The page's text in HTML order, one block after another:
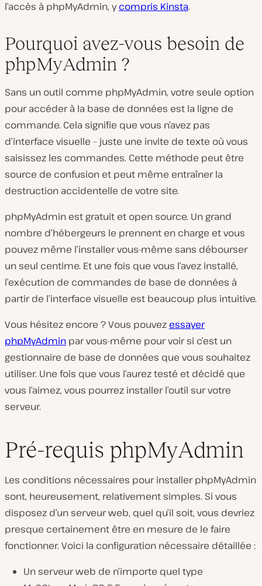
l’accès à phpMyAdmin, ycompris Kinsta.
Pourquoi avez-vous besoin de
phpMyAdmin ?
Sans un outil comme phpMyAdmin, votre seule option
pour accéder à la base de données est la ligne de
commande. Cela signifie que vous n’avez pas
d’interface visuelle – juste une invite de texte où vous
saisissez les commandes. Cette méthode peut être
source de confusion et peut même entraîner la
destruction accidentelle de votre site.
phpMyAdmin est gratuit et open source. Un grand
nombre d’hébergeurs le prennent en charge et vous
pouvez même l’installer vous-même sans débourser
un seul centime. Et une fois que vous l’avez installé,
l’exécution de commandes de base de données à
partir de l’interface visuelle est beaucoup plus intuitive.
Vous hésitez encore ? Vous pouvez essayer
phpMyAdmin par vous-même pour voir si c’est un
gestionnaire de base de données que vous souhaitez
utiliser. Une fois que vous l’aurez testé et décidé que
vous l’aimez, vous pourrez installer l’outil sur votre
serveur.
Pré-requis phpMyAdmin
Les conditions nécessaires pour installer phpMyAdmin
sont, heureusement, relativement simples. Si vous
disposez d’un serveur web, quel qu’il soit, vous devriez
presque certainement être en mesure de le faire
fonctionner. Voici la configuration nécessaire détaillée :
Un serveur web de n’importe quel type